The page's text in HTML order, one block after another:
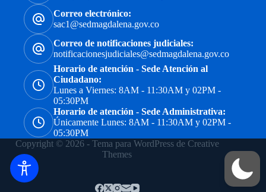
Correo electrónico:
sac1@sedmagdalena.gov.co
Correo de notificaciones judiciales:
notificacionesjudiciales@sedmagdalena.gov.co
Horario de atención - Sede Atención al
Ciudadano:
Lunes a Viernes: 8AM - 11:30AM y 02PM -
05:30PM
Horario de atención - Sede Administrativa:
Únicamente Lunes: 8AM - 11:30AM y 02PM -
05:30PM
Copyright © 2026 - Tema para WordPress de Creative
Themes